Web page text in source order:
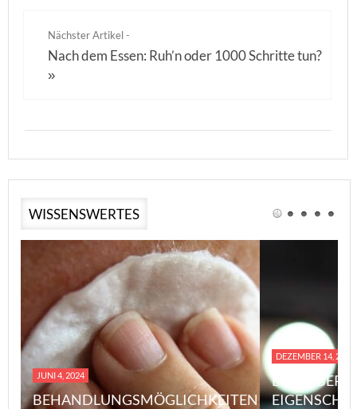
Nächster Artikel -
Nach dem Essen: Ruh’n oder 1000 Schritte tun?
»
WISSENSWERTES
JUNI 4, 2024
BEHANDLUNGSMÖGLICHKEITEN
DEZEMBER 14, 2023
EINE